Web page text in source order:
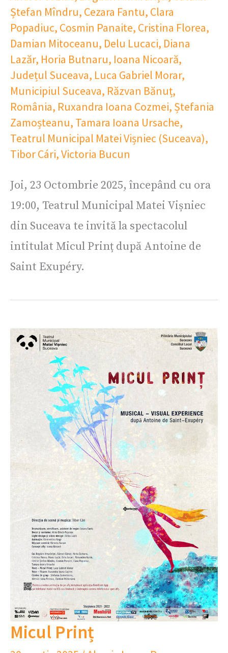
Ștefan Mîndru, Cezara Fantu, Clara
Popadiuc, Cosmin Panaite, Cristina Florea,
Damian Mitoceanu, Delu Lucaci, Diana
Lazăr, Horia Butnaru, Ioana Nicoară,
Județul Suceava, Luca Gabriel Morar,
Municipiul Suceava, Răzvan Bănuț,
România, Ruxandra Ioana Cozmei, Ștefania
Zamoșteanu, Tamara Ioana Ursache,
Teatrul Municipal Matei Vișniec (Suceava),
Tibor Cári,Victoria Bucun
Joi, 23 Octombrie 2025, începând cu ora
19:00, Teatrul Municipal Matei Vișniec
din Suceava te invită la spectacolul
intitulat Micul Prinț după Antoine de
Saint Exupéry.
Micul Prinț